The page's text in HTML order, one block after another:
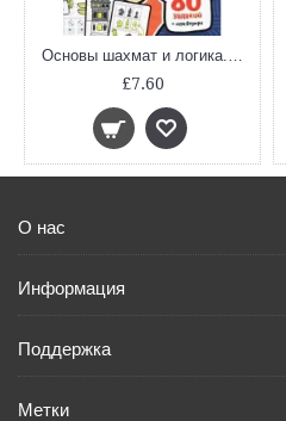
Основы шахмат и логика. Часть 1 (тетрадь)
£7.60
О нас
Информация
Поддержка
Метки